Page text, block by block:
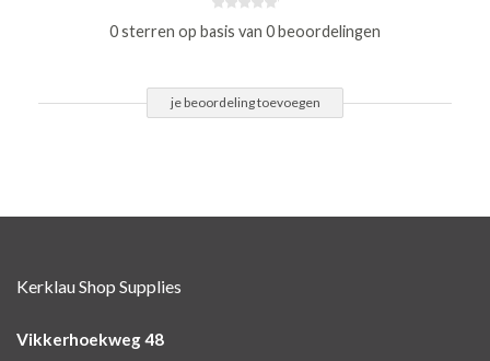
0 sterren op basis van 0 beoordelingen
je beoordeling toevoegen
Kerklau Shop Supplies
Vikkerhoekweg 48